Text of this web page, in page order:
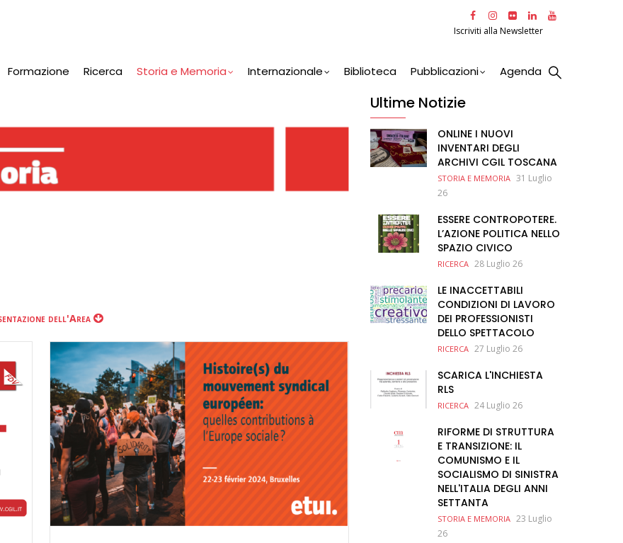
Iscriviti alla Newsletter
Formazione Ricerca Storia e Memoria Internazionale Biblioteca Pubblicazioni Agenda
dell'Area
Ultime Notizie
ONLINE I NUOVI
INVENTARI DEGLI
ARCHIVI CGIL TOSCANA
STORIA E MEMORIA 31 Luglio
26
ESSERE CONTROPOTERE.
L’AZIONE POLITICA NELLO
SPAZIO CIVICO
RICERCA 28 Luglio 26
LE INACCETTABILI
CONDIZIONI DI LAVORO
DEI PROFESSIONISTI
DELLO SPETTACOLO
RICERCA 27 Luglio 26
SCARICA L'INCHIESTA
RLS
RICERCA 24 Luglio 26
RIFORME DI STRUTTURA
E TRANSIZIONE: IL
COMUNISMO E IL
SOCIALISMO DI SINISTRA
NELL'ITALIA DEGLI ANNI
SETTANTA
STORIA E MEMORIA 23 Luglio
26